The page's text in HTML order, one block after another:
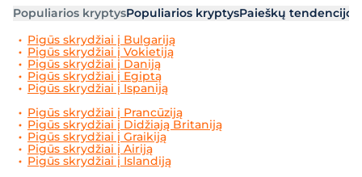
Populiarios kryptysPopuliarios kryptysPaieškų tendencijos
Pigūs skrydžiai į Bulgariją
Pigūs skrydžiai į Vokietiją
Pigūs skrydžiai į Daniją
Pigūs skrydžiai į Egiptą
Pigūs skrydžiai į Ispaniją
Pigūs skrydžiai į Prancūziją
Pigūs skrydžiai į Didžiają Britaniją
Pigūs skrydžiai į Graikiją
Pigūs skrydžiai į Airiją
Pigūs skrydžiai į Islandiją